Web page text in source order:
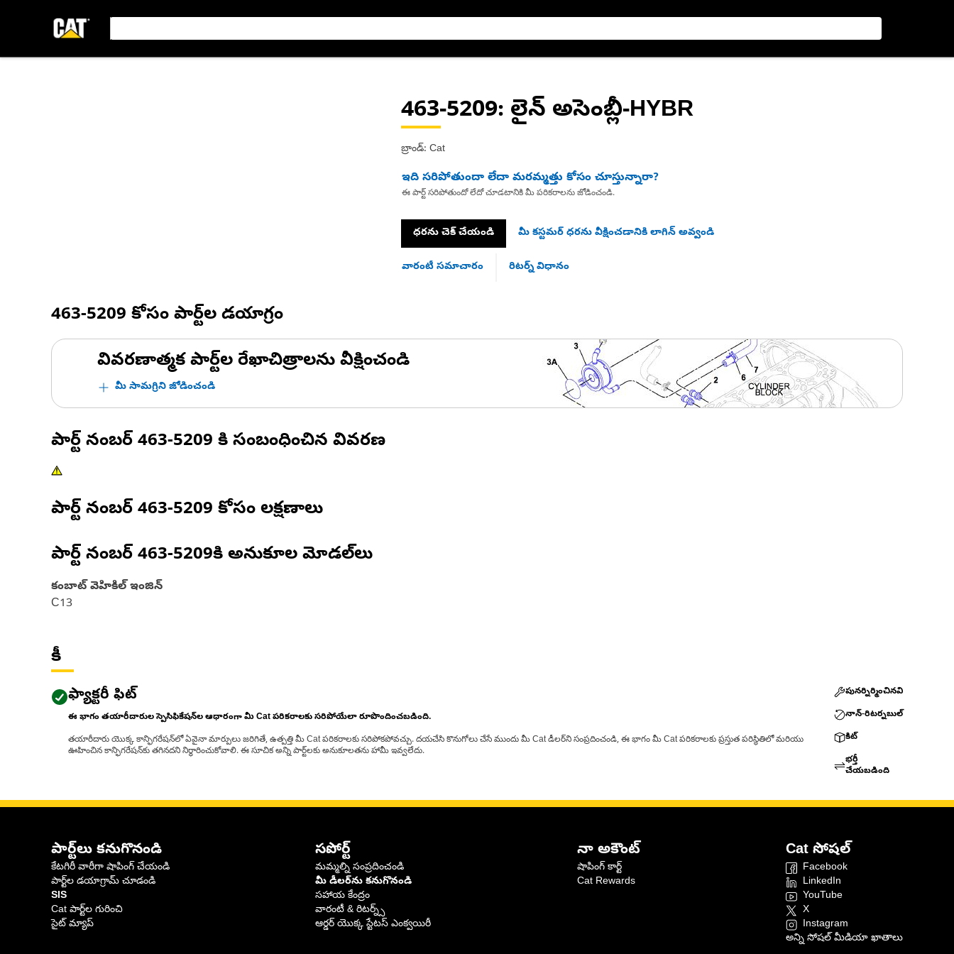
463-5209: లైన్ అసెంబ్లీ-HYBR
బ్రాండ్: Cat
ఇది సరిపోతుందా లేదా మరమ్మత్తు కోసం చూస్తున్నారా?
ఈ పార్ట్ సరిపోతుందో లేదో చూడటానికి మీ పరికరాలను జోడించండి.
ధరను చెక్ చేయండి మీ కస్టమర్ ధరను వీక్షించడానికి లాగిన్ అవ్వండి
వారంటీ సమాచారం రిటర్న్ విధానం
463-5209 కోసం పార్ట్‌ల డయాగ్రం
వివరణాత్మక పార్ట్‌ల రేఖాచిత్రాలను వీక్షించండి
మీ సామగ్రిని జోడించండి
పార్ట్ నంబర్ 463-5209 కి సంబంధించిన వివరణ
పార్ట్ నంబర్ 463-5209 కోసం లక్షణాలు
పార్ట్ నంబర్ 463-5209కి అనుకూల మోడల్‌లు
కంబాట్ వెహికిల్ ఇంజిన్
C13
కీ
ఫ్యాక్టరీ ఫిట్
ఈ భాగం తయారీదారుల స్పెసిఫికేషన్‌ల ఆధారంగా మీ Cat పరికరాలకు సరిపోయేలా రూపొందించబడింది.
తయారీదారు యొక్క కాన్ఫిగరేషన్‌లో ఏవైనా మార్పులు జరిగితే, ఉత్పత్తి మీ Cat పరికరాలకు సరిపోకపోవచ్చు. దయచేసి కొనుగోలు చేసే ముందు మీ Cat డీలర్‌ని సంప్రదించండి, ఈ భాగం మీ Cat పరికరాలకు ప్రస్తుత పరిస్థితిలో మరియు
ఊహించిన కాన్ఫిగరేషన్‌కు తగినదని నిర్ధారించుకోవాలి. ఈ సూచిక అన్ని పార్ట్‌లకు అనుకూలతను హామీ ఇవ్వలేదు.
పునర్నిర్మించినవి
నాన్-రిటర్నబుల్
కిట్
భర్తీ
చేయబడింది
పార్ట్‌లు కనుగొనండి
కేటగిరీ వారీగా షాపింగ్ చేయండి
పార్ట్‌ల డయాగ్రామ్ చూడండి
SIS
Cat పార్ట్‌ల గురించి
సైట్ మ్యాప్
సపోర్ట్
మమ్మల్ని సంప్రదించండి
మీ డీలర్‌ను కనుగొనండి
సహాయ కేంద్రం
వారంటీ & రిటర్న్స్
ఆర్డర్ యొక్క స్టేటస్ ఎంక్వయిరీ
నా అకౌంట్
షాపింగ్ కార్ట్
Cat Rewards
Cat సోషల్
Facebook
LinkedIn
YouTube
X
Instagram
అన్ని సోషల్ మీడియా ఖాతాలు